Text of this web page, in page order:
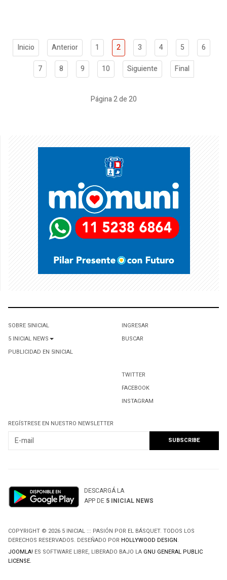
Inicio Anterior 1 2 3 4 5
6
7
8 9 10 Siguiente Final
Página 2 de 20
SOBRE 5INICIAL
5 INICIAL NEWS
PUBLICIDAD EN 5INICIAL
INGRESAR
BUSCAR
TWITTER
FACEBOOK
INSTAGRAM
REGÍSTRESE EN NUESTRO NEWSLETTER
DESCARGÁ LA
APP DE 5 INICIAL NEWS
COPYRIGHT © 2026 5 INICIAL ::: PASIÓN POR EL BÁSQUET. TODOS LOS
DERECHOS RESERVADOS. DESEÑADO POR HOLLYWOOD DESIGN.
JOOMLA! ES SOFTWARE LIBRE, LIBERADO BAJO LA GNU GENERAL PUBLIC
LICENSE.